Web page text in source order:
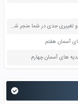
یکی از موثرترین پیام هایی را که دریافت کرده اید و به اقناع و تغییری جدی در شما منجر شده است برسی کنید و علت این تاثیر گذاری قابل توجه را بنویسید صفحه 52 تفکر و سواد رسانه ای دهم